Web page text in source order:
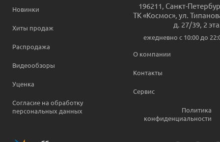
Новинки
Хиты продаж
Распродажа
Видеообзоры
Уценка
Согласие на обработку
персональных данных
196211 Санкт-
ТК «Космос», ул.
д. 27/39, 2
ежедневно c 10:00 до
О компании
Контакты
Сервис
Политика
конфиденциальности